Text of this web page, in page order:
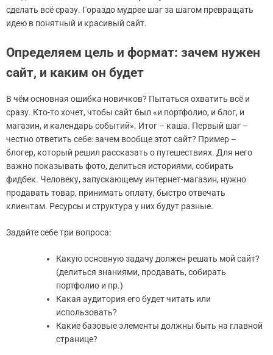
сделать всё сразу. Гораздо мудрее шаг за шагом превращать
идею в понятный и красивый сайт.
Определяем цель и формат: зачем нужен
сайт, и каким он будет
В чём основная ошибка новичков? Пытаться охватить всё и
сразу. Кто-то хочет, чтобы сайт был «и портфолио, и блог, и
магазин, и календарь событий». Итог – каша. Первый шаг –
честно ответить себе: зачем вообще этот сайт? Пример –
блогер, который решил рассказать о путешествиях. Для него
важно показывать фото, делиться историями, собирать
фидбек. Человеку, запускающему интернет-магазин, нужно
продавать товар, принимать оплату, быстро отвечать
клиентам. Ресурсы и структура у них будут разные.
Задайте себе три вопроса:
Какую основную задачу должен решать мой сайт?
(делиться знаниями, продавать, собирать
портфолио и пр.)
Какая аудитория его будет читать или
использовать?
Какие базовые элементы должны быть на главной
странице?